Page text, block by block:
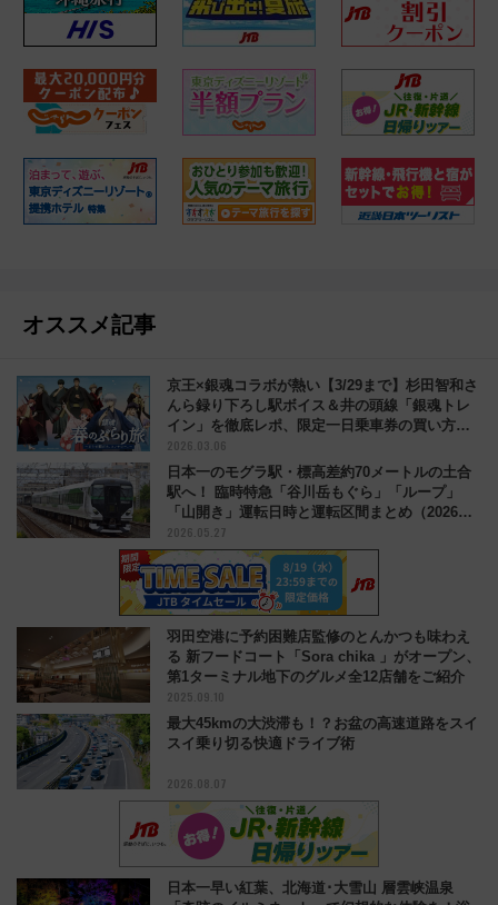
オススメ記事
京王×銀魂コラボが熱い【3/29まで】杉田智和さ
んら録り下ろし駅ボイス＆井の頭線「銀魂トレ
イン」を徹底レポ、限定一日乗車券の買い方も
解説
2026.03.06
日本一のモグラ駅・標高差約70メートルの土合
駅へ！ 臨時特急「谷川岳もぐら」「ループ」
「山開き」運転日時と運転区間まとめ（2026年
夏）
2026.05.27
羽田空港に予約困難店監修のとんかつも味わえ
る 新フードコート「Sora chika 」がオープン、
第1ターミナル地下のグルメ全12店舗をご紹介
2025.09.10
最大45kmの大渋滞も！？お盆の高速道路をスイ
スイ乗り切る快適ドライブ術
2026.08.07
日本一早い紅葉、北海道･大雪山 層雲峡温泉